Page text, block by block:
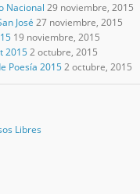
Nacional 29 noviembre, 2015
José 27 noviembre, 2015
19 noviembre, 2015
2015 2 octubre, 2015
Poesía 2015 2 octubre, 2015
Libres